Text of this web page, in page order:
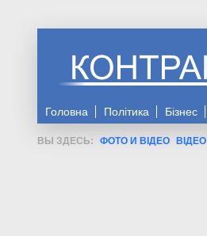
Головна Політика Бізнес
ФОТО И ВІДЕО ВІДЕО